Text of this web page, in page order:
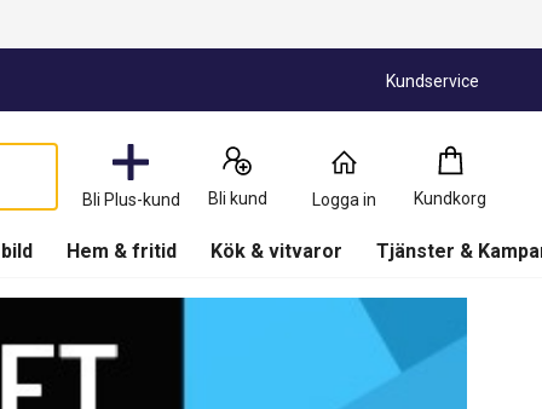
Kundservice
Bli Plus-kund Bli kund Logga in Kundkorg
Kundkorg
0
Produkter
Hem & fritid Kök & vitvaror Tjänster &